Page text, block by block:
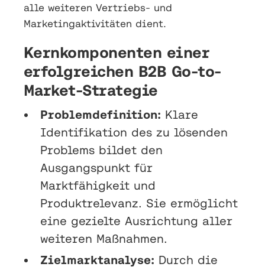
alle weiteren Vertriebs- und
Marketingaktivitäten dient.
Kernkomponenten einer
erfolgreichen B2B Go-to-
Market-Strategie
Problemdefinition: Klare
Identifikation des zu lösenden
Problems bildet den
Ausgangspunkt für
Marktfähigkeit und
Produktrelevanz. Sie ermöglicht
eine gezielte Ausrichtung aller
weiteren Maßnahmen.
Zielmarktanalyse: Durch die